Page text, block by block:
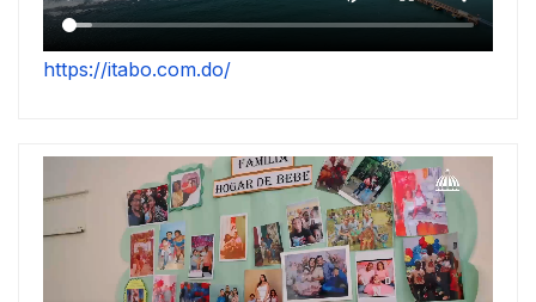
https://itabo.com.do/